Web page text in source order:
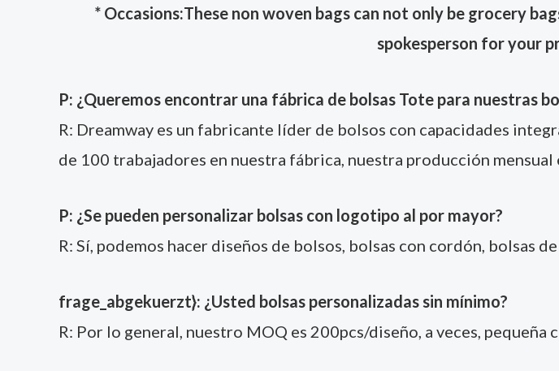
* Occasions:These non woven bags can not only be grocery
spokesperson for your
P: ¿Queremos encontrar una fábrica de bolsas Tote para nuestras
R: Dreamway es un fabricante líder de bolsos con capacidades
de 100 trabajadores en nuestra fábrica, nuestra producción
P: ¿Se pueden personalizar bolsas con logotipo al por mayor?
R: Sí, podemos hacer diseños de bolsos, bolsas con cordón, bolsas
frage_abgekuerzt}: ¿Usted bolsas personalizadas sin mínimo?
R: Por lo general, nuestro MOQ es 200pcs/diseño, a veces, pequeña